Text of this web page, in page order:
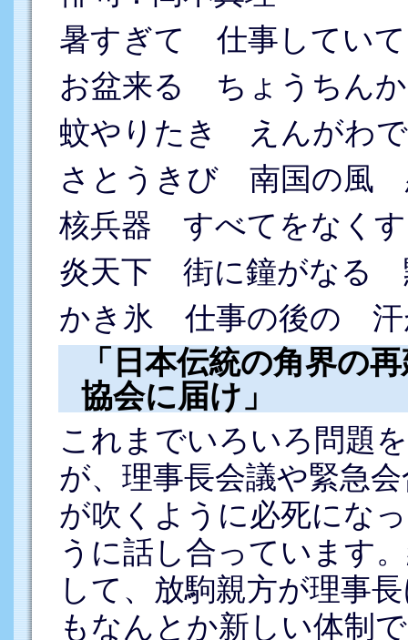
暑すぎて 仕事してい
お盆来る ちょうちん
蚊やりたき えんがわ
さとうきび 南国の風
核兵器 すべてをなく
炎天下 街に鐘がなる
かき氷 仕事の後の 汗
「日本伝統の角界の
協会に届け」
これまでいろいろ問題
が、理事長会議や緊急
が吹くように必死にな
うに話し合っています
して、放駒親方が理事
もなんとか新しい体制